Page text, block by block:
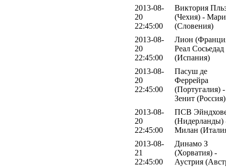
2013-08-
20
22:45:00
Виктория
(Чехия) -
(Словения)
2013-08-
20
22:45:00
Лион
Реал Сосьедад
(Испания)
2013-08-
20
22:45:00
Пасуш де
Феррейра
(Португалия) -
Зенит (Россия)
2013-08-
20
22:45:00
ПСВ
(Нидерланды)
Милан
2013-08-
21
22:45:00
Динамо З
(Хорватия) -
Аустрия